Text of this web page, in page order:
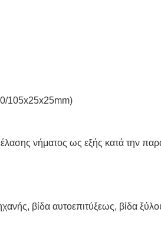
105x25x25mm)
νήματος ως εξής κατά την
βίδα αυτοεπιτύξεως, βίδα